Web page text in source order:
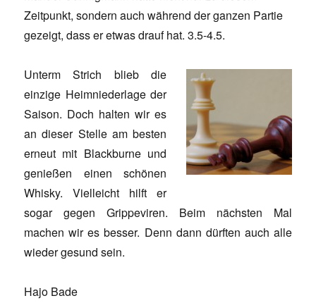
Zeitpunkt, sondern auch während der ganzen Partie
gezeigt, dass er etwas drauf hat. 3.5-4.5.
Unterm Strich blieb die
einzige Heimniederlage der
Saison. Doch halten wir es
an dieser Stelle am besten
erneut mit Blackburne und
genießen einen schönen
Whisky. Vielleicht hilft er
sogar gegen Grippeviren. Beim nächsten Mal
machen wir es besser. Denn dann dürften auch alle
wieder gesund sein.
Hajo Bade